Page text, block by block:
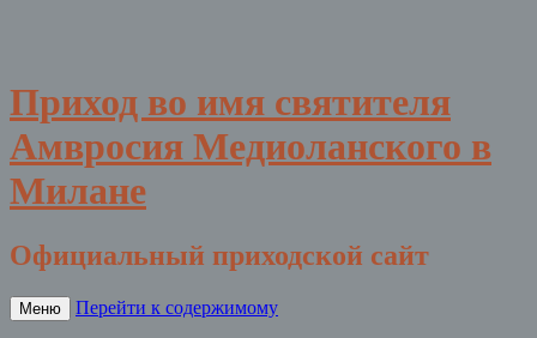
Приход во имя святителя
Амвросия Медиоланского в
Милане
Официальный приходской сайт
Меню Перейти к содержимому